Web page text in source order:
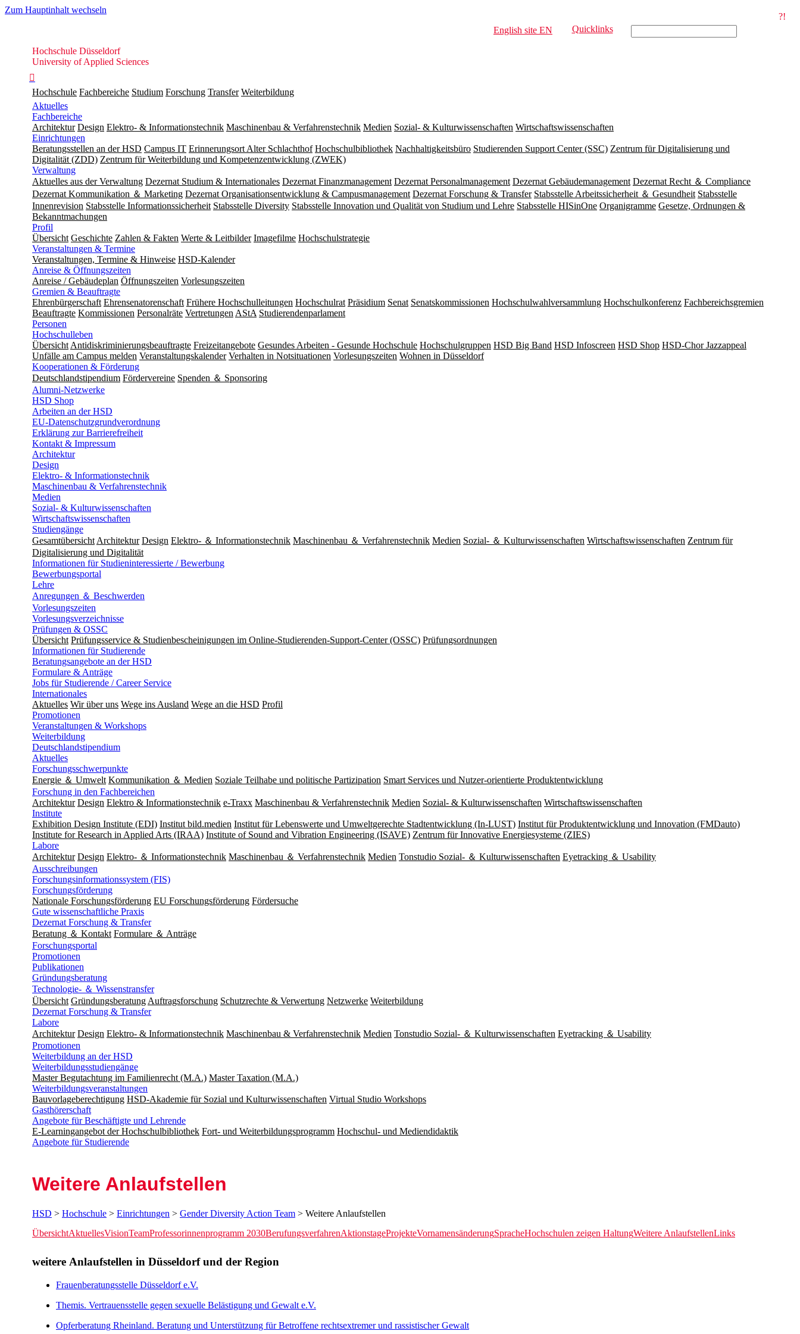
Zum Hauptinhalt wechseln
?!
Hochschule
Düsseldorf
Hochschule Düsseldorf
University of Applied Sciences

English site EN Quicklinks
Hochschule Fachbereiche Studium Forschung Transfer Weiterbildung
Aktuelles
Fachbereiche
Architektur Design Elektro- & Informationstechnik Maschinenbau & Verfahrenstechnik Medien Sozial- & Kulturwissenschaften Wirtschaftswissenschaften
Einrichtungen
Beratungsstellen an der HSD Campus IT Erinnerungsort Alter Schlachthof Hochschulbibliothek Nachhaltigkeitsbüro Studierenden Support Center (SSC) Zentrum für Digitalisierung und
Digitalität (ZDD) Zentrum für Weiterbildung und Kompetenzentwicklung (ZWEK)
Verwaltung
Aktuelles aus der Verwaltung Dezernat Studium & Internationales Dezernat Finanzmanagement Dezernat Personalmanagement Dezernat Gebäudemanagement Dezernat Recht ＆ Compliance
Dezernat Kommunikation ＆ Marketing Dezernat Organisationsentwicklung & Campusmanagement Dezernat Forschung & Transfer Stabsstelle Arbeitssicherheit ＆ Gesundheit Stabsstelle
Innenrevision Stabsstelle In­for­ma­ti­ons­sicher­heit Stabsstelle Diversity Stabsstelle Innovation und Qualität von Studium und Lehre Stabsstelle HISinOne Organigramme Gesetze, Ordnungen &
Bekanntmachungen
Profil
Übersicht Geschichte Zahlen & Fakten Werte & Leitbilder Imagefilme Hochschulstrategie
Veranstaltungen & Termine
Veranstaltungen, Termine & Hinweise HSD-Kalender
Anreise & Öffnungszeiten
Anreise / Gebäudeplan Öffnungszeiten Vorlesungszeiten
Gremien & Beauftragte
Ehrenbürgerschaft Ehrensenatorenschaft Frühere Hochschulleitungen Hochschulrat Präsidium Senat Senatskommissionen Hochschulwahlversammlung Hochschulkonferenz Fachbereichsgremien
Beauftragte Kommissionen Personalräte Vertretungen AStA Studierendenparlament
Personen
Hochschulleben
Übersicht Antidiskriminierungsbeauftragte Freizeitangebote Gesundes Arbeiten - Gesunde Hochschule Hochschulgruppen HSD Big Band HSD Infoscreen HSD Shop HSD-Chor Jazzappeal
Unfälle am Campus melden Veranstaltungskalender Verhalten in Notsituationen Vorlesungszeiten Wohnen in Düsseldorf
Kooperationen & Förderung
Deutschlandstipendium Fördervereine Spenden ＆ Sponsoring
Alumni-Netzwerke
HSD Shop
Arbeiten an der HSD
EU-Datenschutzgrundverordnung
Erklärung zur Barrierefreiheit
Kontakt & Impressum
Architektur
Design
Elektro- & Informationstechnik
Maschinenbau & Verfahrenstechnik
Medien
Sozial- & Kulturwissenschaften
Wirtschaftswissenschaften
Studiengänge
Gesamtübersicht Architektur Design Elektro- ＆ Informationstechnik Maschinenbau ＆ Verfahrenstechnik Medien Sozial- ＆ Kulturwissenschaften Wirtschaftswissenschaften Zentrum für
Digitalisierung und Digitalität
Informationen für Studieninteressierte / Bewerbung
Bewerbungsportal
Lehre
Anregungen ＆ Beschwerden
Vorlesungszeiten
Vorlesungsverzeichnisse
Prüfungen & OSSC
Übersicht Prüfungsservice & Studienbescheinigungen im Online-Studierenden-Support-Center (OSSC) Prüfungsordnungen
Informationen für Studierende
Beratungsangebote an der HSD
Formulare & Anträge
Jobs für Studierende / Career Service
Internationales
Aktuelles Wir über uns Wege ins Ausland Wege an die HSD Profil
Promotionen
Veranstaltungen & Workshops
Weiterbildung
Deutschlandstipendium
Aktuelles
Forschungsschwerpunkte
Energie ＆ Umwelt Kommunikation ＆ Medien Soziale Teilhabe und politische Partizipation Smart Services und Nutzer-orientierte Produktentwicklung
Forschung in den Fachbereichen
Architektur Design Elektro & Informationstechnik e-Traxx Maschinenbau & Verfahrenstechnik Medien Sozial- & Kulturwissenschaften Wirtschaftswissenschaften
Institute
Exhibition Design Institute (EDI) Institut bild.medien Institut für Lebenswerte und Umweltgerechte Stadtentwicklung (In-LUST) Institut für Produktentwicklung und Innovation (FMDauto)
Institute for Research in Applied Arts (IRAA) Institute of Sound and Vibration Engineering (ISAVE) Zentrum für Innovative Energiesysteme (ZIES)
Labore
Architektur Design Elektro- ＆ Informationstechnik Maschinenbau ＆ Verfahrenstechnik Medien Tonstudio Sozial- ＆ Kulturwissenschaften Eyetracking ＆ Usability
Ausschreibungen
Forschungsinformationssystem (FIS)
Forschungsförderung
Nationale Forschungsförderung EU Forschungsförderung Fördersuche
Gute wissenschaftliche Praxis
Dezernat Forschung & Transfer
Beratung ＆ Kontakt Formulare ＆ Anträge
Forschungsportal
Promotionen
Publikationen
Gründungsberatung
Technologie- ＆ Wissenstransfer
Übersicht Gründungsberatung Auftragsforschung Schutzrechte & Verwertung Netzwerke Weiterbildung
Dezernat Forschung & Transfer
Labore
Architektur Design Elektro- & Informationstechnik Maschinenbau & Verfahrenstechnik Medien Tonstudio Sozial- ＆ Kulturwissenschaften Eyetracking ＆ Usability
Promotionen
Weiterbildung an der HSD
Weiterbildungsstudiengänge
Master Begutachtung im Familienrecht (M.A.) Master Taxation (M.A.)
Weiterbildungsveranstaltungen
Bauvorlageberechtigung HSD-Akademie für Sozial und Kulturwissenschaften Virtual Studio Workshops
Gasthörerschaft
Angebote für Beschäftigte und Lehrende
E-Learningangebot der Hochschulbibliothek Fort- und Weiterbildungsprogramm Hochschul- und Mediendidaktik
Angebote für Studierende
Weitere Anlauf­stellen
HSD > Hochschule > Einrichtungen > Gender Diversity Action Team > Weitere Anlaufstellen
ÜbersichtAktuellesVisionTeamProfessorinnenprogramm 2030BerufungsverfahrenAktionstageProjekteVornamensänderungSpracheHochschulen zeigen HaltungWeitere AnlaufstellenLinks
​​​​​​weitere Anlaufstellen in Dü​sseldorf und der Region
Frauenberatungsstelle Düsseldorf e.V.​
Themis. Vertrauensstelle gegen sexuelle Belästigung und Gewalt e.V.
Opferberatung Rheinland. Beratung und Unterstützung für Betroffene rechtsextremer und rassistischer Gewalt